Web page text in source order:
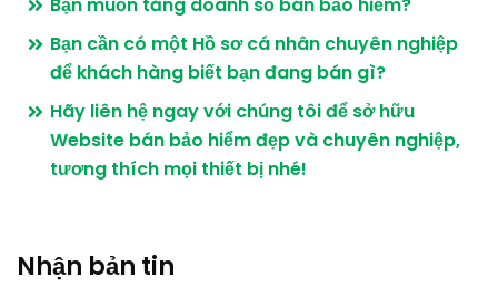
Bạn cần có một Hồ sơ cá nhân chuyên nghiệp
để khách hàng biết bạn đang bán gì?
Hãy liên hệ ngay với chúng tôi để sở hữu
Website bán bảo hiểm đẹp và chuyên nghiệp,
tương thích mọi thiết bị nhé!
Nhận bản tin